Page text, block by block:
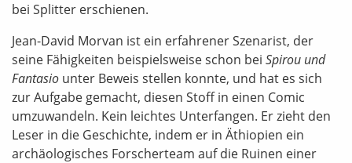
bei Splitter erschienen.
Jean-David Morvan ist ein erfahrener Szenarist, der
seine Fähigkeiten beispielsweise schon bei Spirou und
Fantasio unter Beweis stellen konnte, und hat es sich
zur Aufgabe gemacht, diesen Stoff in einen Comic
umzuwandeln. Kein leichtes Unterfangen. Er zieht den
Leser in die Geschichte, indem er in Äthiopien ein
archäologisches Forscherteam auf die Ruinen einer